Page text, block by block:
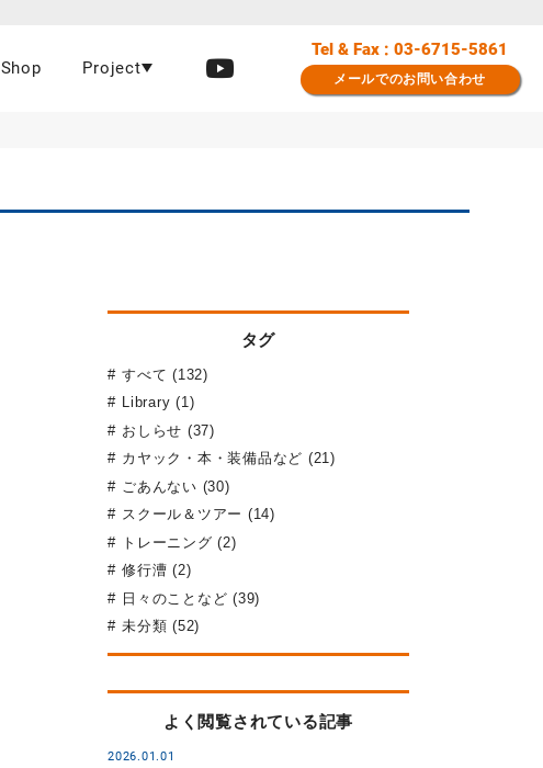
Shop Project
Tel & Fax : 03-6715-5861
メールでのお問い合わせ
タグ
すべて (132)
Library (1)
おしらせ (37)
カヤック・本・装備品など (21)
ごあんない (30)
スクール＆ツアー (14)
トレーニング (2)
修行漕 (2)
日々のことなど (39)
未分類 (52)
よく閲覧されている記事
2026.01.01